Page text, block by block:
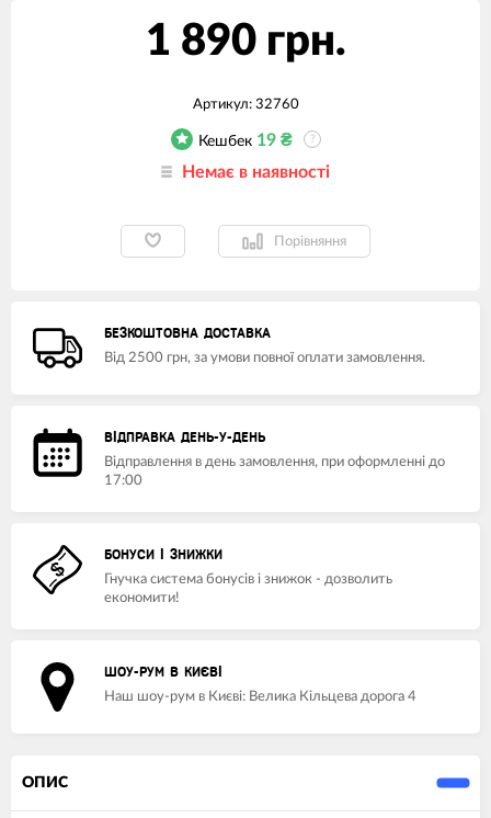
1 890 грн.
Артикул: 32760
Кешбек 19₴ ?
Немає в наявності
Порівняння
БЕЗКОШТОВНА ДОСТАВКА
Від 2500 грн, за умови повної оплати замовлення.
ВІДПРАВКА ДЕНЬ-У-ДЕНЬ
Відправлення в день замовлення, при оформленні до
17:00
БОНУСИ І ЗНИЖКИ
Гнучка система бонусів і знижок - дозволить
економити!
ШОУ-РУМ В КИЄВІ
Наш шоу-рум в Києві: Велика Кільцева дорога 4
ОПИС